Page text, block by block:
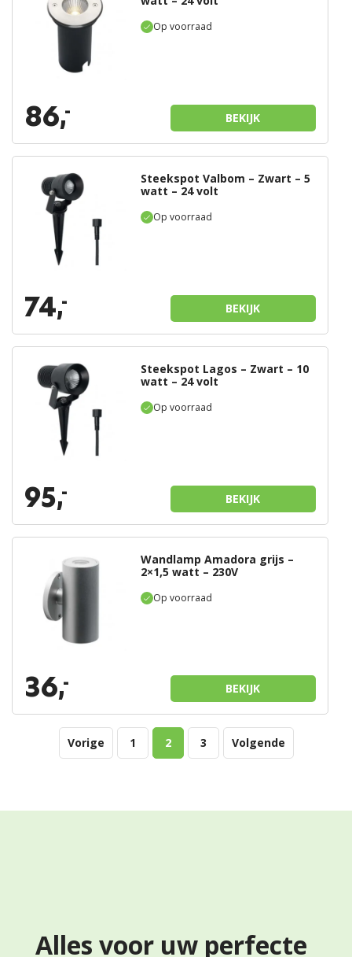
Op voorraad
86,- BEKIJK
Op voorraad
Steekspot Valbom – Zwart – 5
watt – 24 volt
74,- BEKIJK
Op voorraad
Steekspot Lagos – Zwart – 10
watt – 24 volt
95,- BEKIJK
Op voorraad
Wandlamp Amadora grijs –
2×1,5 watt – 230V
36,- BEKIJK
Vorige 1 2 3 Volgende
Alles voor uw perfecte